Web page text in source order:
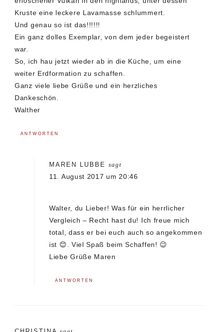
Kruste eine leckere Lavamasse schlummert.
Und genau so ist das!!!!!!
Ein ganz dolles Exemplar, von dem jeder begeistert
war.
So, ich hau jetzt wieder ab in die Küche, um eine
weiter Erdformation zu schaffen.
Ganz viele liebe Grüße und ein herzliches
Dankeschön.
Walther
ANTWORTEN
MAREN LUBBE sagt
11. August 2017 um 20:46
Walter, du Lieber! Was für ein herrlicher
Vergleich – Recht hast du! Ich freue mich
total, dass er bei euch auch so angekommen
ist 😊. Viel Spaß beim Schaffen! 😉
Liebe Grüße Maren
ANTWORTEN